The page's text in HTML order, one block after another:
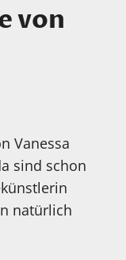
von
Vanessa
sind schon
natürlich